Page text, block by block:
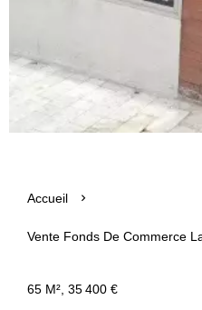
Accueil
Vente Fonds De Commerce
65 M², 35 400 €